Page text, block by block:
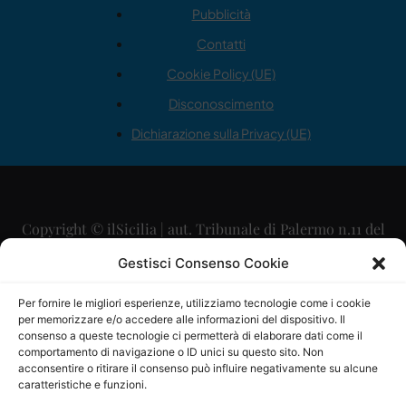
Gestisci Consenso Cookie
Per fornire le migliori esperienze, utilizziamo tecnologie come i cookie
per memorizzare e/o accedere alle informazioni del dispositivo. Il
consenso a queste tecnologie ci permetterà di elaborare dati come il
comportamento di navigazione o ID unici su questo sito. Non
acconsentire o ritirare il consenso può influire negativamente su alcune
caratteristiche e funzioni.
Pubblicità
Contatti
Cookie Policy (UE)
Disconoscimento
Dichiarazione sulla Privacy (UE)
Copyright © ilSicilia | aut. Tribunale di Palermo n.11 del
29/09/2015
Direttore Editoriale: Maurizio Scaglione
Direttore Responsabile: Maria Calabrese